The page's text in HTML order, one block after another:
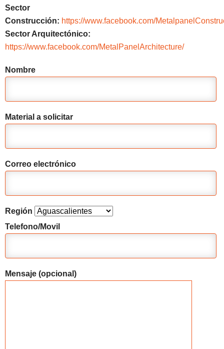
Sector
Construcción: https://www.facebook.com/
Sector Arquitectónico:
https://www.facebook.com/MetalPanelArchitecture/
Nombre
Material a solicitar
Correo electrónico
Región
Telefono/Movil
Mensaje (opcional)